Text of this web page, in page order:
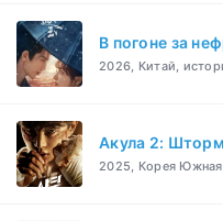
В погоне за
2026, Китай,
Акула 2: Шторм
2025, Корея